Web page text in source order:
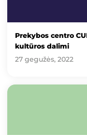
Prekybos centro
kultūros dalimi
27 gegužės, 2022